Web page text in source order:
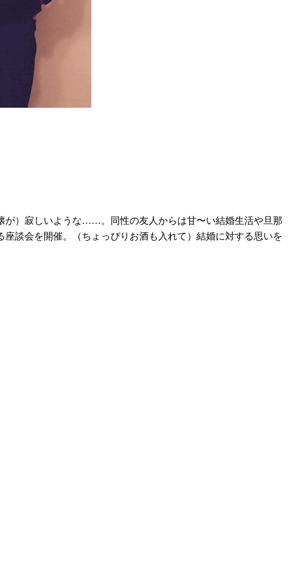
が）寂しいような……。同性の友人からは甘〜い結婚生活や旦那
談会を開催。（ちょっぴりお酒も入れて）結婚に対する思いを